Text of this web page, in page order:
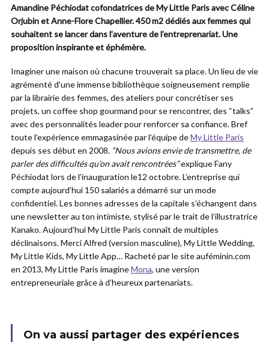
Amandine Péchiodat cofondatrices de My Little Paris avec Céline
Orjubin et Anne-Flore Chapellier. 450 m2 dédiés aux femmes qui
souhaitent se lancer dans l’aventure de l’entreprenariat. Une
proposition inspirante et éphémère.
Imaginer une maison où chacune trouverait sa place. Un lieu de vie
agrémenté d’une immense bibliothèque soigneusement remplie
par la librairie des femmes, des ateliers pour concrétiser ses
projets, un coffee shop gourmand pour se rencontrer, des “talks”
avec des personnalités leader pour renforcer sa confiance. Bref
toute l’expérience emmagasinée par l’équipe deMy Little Paris
depuis ses début en 2008. “Nous avions envie de transmettre, de
parler des difficultés qu’on avait rencontrées”explique Fany
Péchiodat lors de l’inauguration le12 octobre. L’entreprise qui
compte aujourd’hui 150 salariés a démarré sur un mode
confidentiel. Les bonnes adresses de la capitale s’échangent dans
une newsletter au ton intimiste, stylisé par le trait de l’illustratrice
Kanako. Aujourd’hui My Little Paris connaît de multiples
déclinaisons. Merci Alfred (version masculine), My Little Wedding,
My Little Kids, My Little App… Racheté par le site auféminin.com
en 2013, My Little Paris imagineMona, une version
entrepreneuriale grâce à d’heureux partenariats.
On va aussi partager des expériences